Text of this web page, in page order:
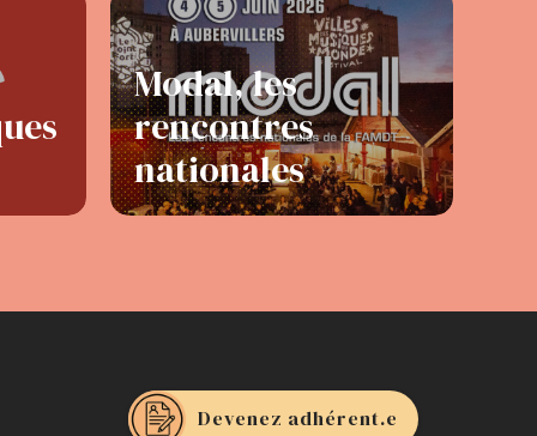
Modal, les
rencontres
nationales
Devenez adhérent.e